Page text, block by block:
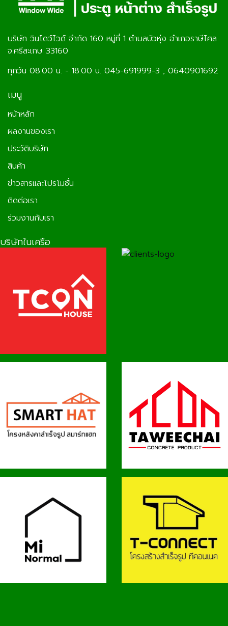
บริษัท วินโดว์ไวด์ จำกัด 160 หมู่ที่ 1 ตำบลบัวหุ่ง อำเภอราษีไศล
จ.ศรีสะเกษ 33160
ทุกวัน 08.00 น. - 18.00 น. 045-691999-3 , 0640901692
เมนู
หน้าหลัก
ผลงานของเรา
ประวัติบริษัท
สินค้า
ข่าวสารและโปรโมชั่น
ติดต่อเรา
ร่วมงานกับเรา
บริษัทในเครือ